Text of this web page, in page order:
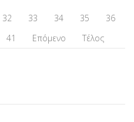
32 33 34 35
36
41 Επόμενο Τέλος